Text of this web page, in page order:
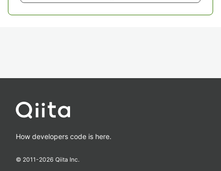
How developers code is here.
© 2011-2026 Qiita Inc.